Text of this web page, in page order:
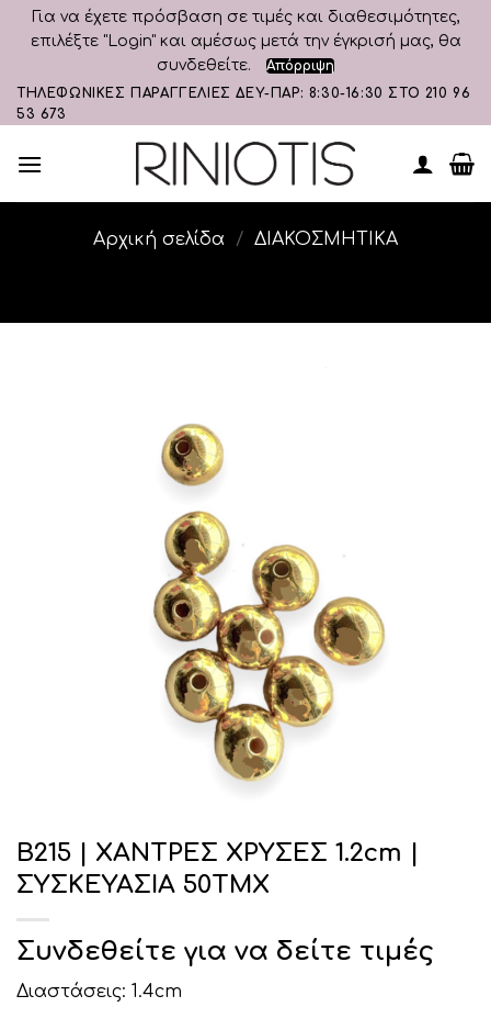
Για να έχετε πρόσβαση σε τιμές και διαθεσιμότητες,
επιλέξτε "Login" και αμέσως μετά την έγκρισή μας, θα
συνδεθείτε.
Απόρριψη
Skip
to
ΤΗΛΕΦΩΝΙΚΕΣ ΠΑΡΑΓΓΕΛΙΕΣ ΔΕΥ-ΠΑΡ: 8:30-16:30 ΣΤΟ 210 96
53 673
Αρχική σελίδα / ΔΙΑΚΟΣΜΗΤΙΚA
Β215 | ΧΑΝΤΡΕΣ ΧΡΥΣΕΣ 1.2cm |
ΣΥΣΚΕΥΑΣΙΑ 50ΤΜΧ
Συνδεθείτε για να δείτε τιμές
Διαστάσεις: 1.4cm